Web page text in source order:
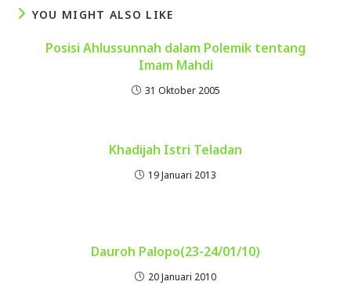
YOU MIGHT ALSO LIKE
Posisi Ahlussunnah dalam Polemik tentang
Imam Mahdi
31 Oktober 2005
Khadijah Istri Teladan
19 Januari 2013
Dauroh Palopo(23-24/01/10)
20 Januari 2010